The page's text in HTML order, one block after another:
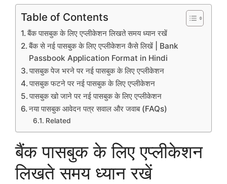
Table of Contents
बैंक पासबुक के लिए एप्लीकेशन लिखते समय ध्यान रखें
बैंक से नई पासबुक के लिए एप्लीकेशन कैसे लिखें | Bank
Passbook Application Format in Hindi
पासबुक पेज भरने पर नई पासबुक के लिए एप्लीकेशन
पासबुक फटने पर नई पासबुक के लिए एप्लीकेशन
पासबुक खो जाने पर नई पासबुक के लिए एप्लीकेशन
नया पासबुक आवेदन पत्र सवाल और जवाब (FAQs)
Related
बैंक पासबुक के लिए एप्लीकेशन
लिखते समय ध्यान रखें